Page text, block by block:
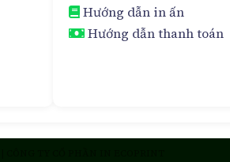
Hướng dẫn in ấn
Hướng dẫn thanh toán